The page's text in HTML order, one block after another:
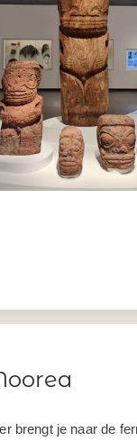
brengt je naar de
het zustereiland
bereik je het
van Tahiti